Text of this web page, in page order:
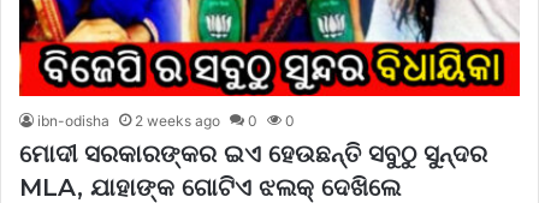
ibn-odisha 2 weeks ago 0 0
ମୋଦୀ ସରକାରଙ୍କର ଇଏ ହେଉଛନ୍ତି ସବୁଠୁ ସୁନ୍ଦର
MLA, ଯାହାଙ୍କ ଗୋଟିଏ ଝଲକ୍ ଦେଖିଲେ